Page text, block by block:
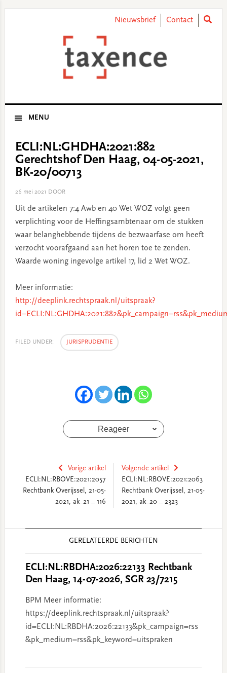
Nieuwsbrief Contact
MENU
ECLI:NL:GHDHA:2021:882
Gerechtshof Den Haag, 04-05-2021,
BK-20/00713
26 mei 2021 DOOR
Uit de artikelen 7:4 Awb en 40 Wet WOZ volgt geen
verplichting voor de Heffingsambtenaar om de stukken
waar belanghebbende tijdens de bezwaarfase om heeft
verzocht voorafgaand aan het horen toe te zenden.
Waarde woning ingevolge artikel 17, lid 2 Wet WOZ.
Meer informatie:
http://deeplink.rechtspraak.nl/uitspraak?
FILED UNDER: JURISPRUDENTIE
Reageer
Vorige artikel
ECLI:NL:RBOVE:2021:2057
Rechtbank Overijssel, 21-05-
2021, ak_21 _ 116
Volgende artikel
ECLI:NL:RBOVE:2021:2063
Rechtbank Overijssel, 21-05-
2021, ak_20 _ 2323
GERELATEERDE BERICHTEN
ECLI:NL:RBDHA:2026:22133 Rechtbank
Den Haag, 14-07-2026, SGR 23/7215
BPM Meer informatie:
https://deeplink.rechtspraak.nl/uitspraak?
id=ECLI:NL:RBDHA:2026:22133&pk_campaign=rss
&pk_medium=rss&pk_keyword=uitspraken